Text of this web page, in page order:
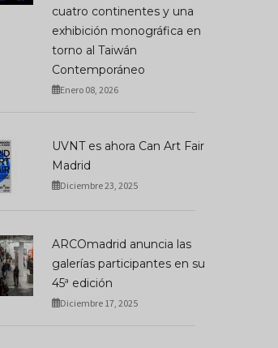
cuatro continentes y una
exhibición monográfica en
torno al Taiwán
Contemporáneo
Enero 08, 2026
UVNT es ahora Can Art Fair
Madrid
Diciembre 23, 2025
ARCOmadrid anuncia las
galerías participantes en su
45ª edición
Diciembre 17, 2025